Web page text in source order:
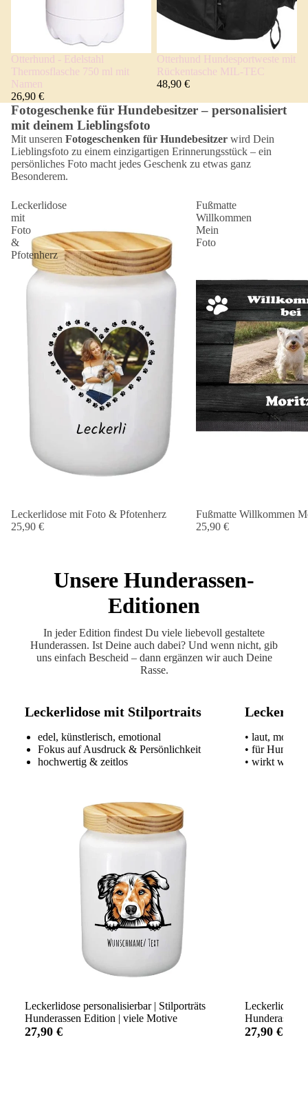
Otterhund - Edelstahl
Thermosflasche 750 ml mit
Namen
26,90 €
Otterhund Hundesportweste mit
Rückentasche MIL-TEC
48,90 €
Fotogeschenke für Hundebesitzer – personalisiert
mit deinem Lieblingsfoto
Mit unseren Fotogeschenken für Hundebesitzer wird Dein
Lieblingsfoto zu einem einzigartigen Erinnerungsstück – ein
persönliches Foto macht jedes Geschenk zu etwas ganz
Besonderem.
Leckerlidose
mit
Foto
&
Pfotenherz
Leckerlidose mit Foto & Pfotenherz
25,90 €
Fußmatte
Willkommen
Mein
Foto
Fußmatte Willkommen
25,90 €
Unsere Hunderassen-
Editionen
In jeder Edition findest Du viele liebevoll gestaltete
Hunderassen. Ist Deine auch dabei? Und wenn nicht, gib
uns einfach Bescheid – dann ergänzen wir auch Deine
Rasse.
Leckerlidose mit Stilportraits
edel, künstlerisch, emotional
Fokus auf Ausdruck & Persönlichkeit
hochwertig & zeitlos
Leckerlidose personalisierbar | Stilporträts
Hunderassen Edition | viele Motive
27,90 €
• laut,
• für
• wirkt wie
Leckerlidose
Hunderassen
27,90 €